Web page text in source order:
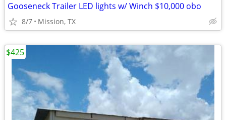
Gooseneck Trailer LED lights w/ Winch $10,000 obo
8/7 Mission, TX
$425